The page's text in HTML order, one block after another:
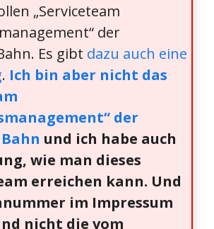
„Serviceteam
der
Es gibt dazu auch eine
. Ich bin aber nicht das
der
und ich habe auch
wie man dieses
erreichen kann. Und
im Impressum
nicht die vom